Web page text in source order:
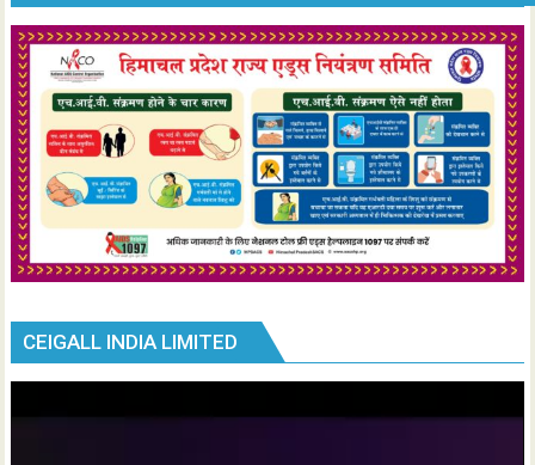
CEIGALL INDIA LIMITED